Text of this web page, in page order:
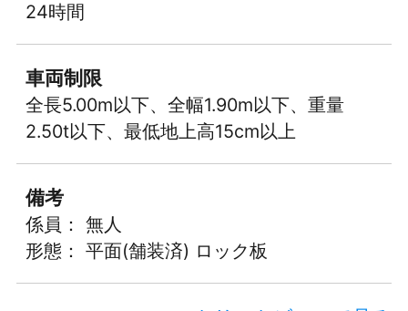
24時間
車両制限
全長5.00m以下、全幅1.90m以下、重量
2.50t以下、最低地上高15cm以上
備考
係員： 無人
形態： 平面(舗装済) ロック板